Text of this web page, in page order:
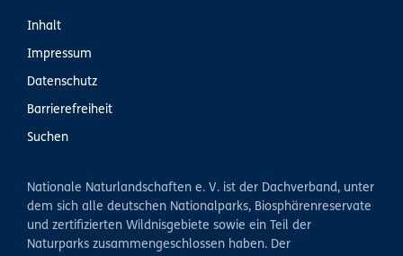
Inhalt
Impressum
Datenschutz
Barrierefreiheit
Suchen
Nationale Naturlandschaften e. V. ist der Dachverband, unter
dem sich alle deutschen Nationalparks, Biosphärenreservate
und zertifizierten Wildnisgebiete sowie ein Teil der
Naturparks zusammengeschlossen haben. Der